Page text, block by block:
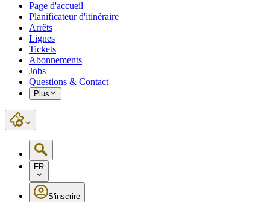
Page d'accueil
Planificateur d'itinéraire
Arrêts
Lignes
Tickets
Abonnements
Jobs
Questions & Contact
Plus
FR
S'inscrire